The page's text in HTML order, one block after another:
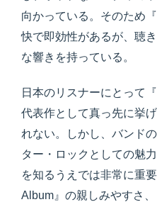
向かっている。そのため
快で即効性があるが、聴
な響きを持っている。
日本のリスナーにとって
代表作として真っ先に挙
れない。しかし、バンド
ター・ロックとしての魅
を知るうえでは非常に重
Album』の親しみやすさ